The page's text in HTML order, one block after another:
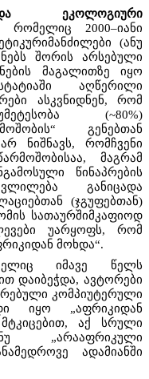
და ეკოლოგიური
რომელიც 2000–იანი
(ანუ
შორის არსებული
მაგალითზე იყო
აღწერილი
ასკვნიდნენ, რომ
(~80%)
გენებთან
ნიშნავს, რომჩვენი
მაგრამ
წინაპრების
განიცადა
(ჯგუფებთან)
სათაურშიმკაფიოდ
უარყოფს, რომ
მოხდა“.
იმავე წელს
დაიბეჭდა, ავტორები
კომპიუტერული
იყო „აფრიკიდან
აქ სრული
„არააფრიკული
ადამიანში